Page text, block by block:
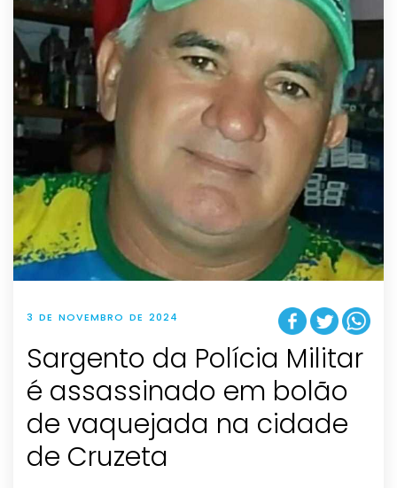
3 DE NOVEMBRO DE 2024
Sargento da Polícia Militar
é assassinado em bolão
de vaquejada na cidade
de Cruzeta